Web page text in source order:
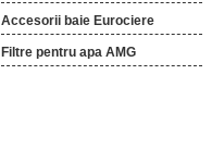
Accesorii baie Eurociere
Filtre pentru apa AMG